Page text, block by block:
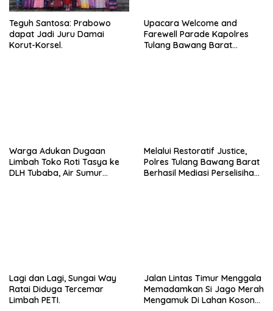
Teguh Santosa: Prabowo
dapat Jadi Juru Damai
Korut-Korsel.
Upacara Welcome and
Farewell Parade Kapolres
Tulang Bawang Barat
Warga Adukan Dugaan
Limbah Toko Roti Tasya ke
DLH Tubaba, Air Sumur
Melalui Restoratif Justice,
Polres Tulang Bawang Barat
Berhasil Mediasi Perselisihan
Lagi dan Lagi, Sungai Way
Ratai Diduga Tercemar
Limbah PETI.
Jalan Lintas Timur Menggala
Memadamkan Si Jago Merah
Mengamuk Di Lahan Kosong,